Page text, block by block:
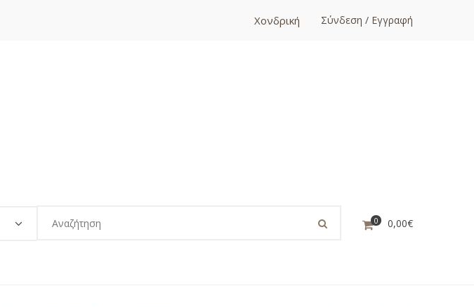
Χονδρική Σύνδεση / Εγγραφή
0 0,00€